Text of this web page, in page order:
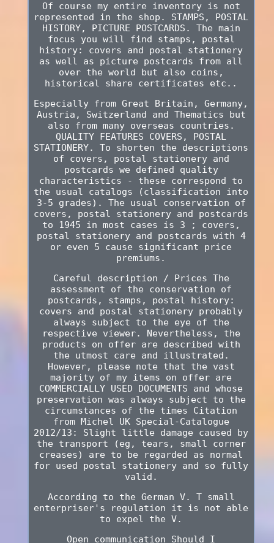
Of course my entire inventory is not
represented in the shop. STAMPS, POSTAL
HISTORY, PICTURE POSTCARDS. The main
focus you will find stamps, postal
history: covers and postal stationery
as well as picture postcards from all
over the world but also coins,
historical share certificates etc..
Especially from Great Britain, Germany,
Austria, Switzerland and Thematics but
also from many overseas countries.
QUALITY FEATURES COVERS, POSTAL
STATIONERY. To shorten the descriptions
of covers, postal stationery and
postcards we defined quality
characteristics - these correspond to
the usual catalogs (classification into
3-5 grades). The usual conservation of
covers, postal stationery and postcards
to 1945 in most cases is 3 ; covers,
postal stationery and postcards with 4
or even 5 cause significant price
premiums.
Careful description / Prices The
assessment of the conservation of
postcards, stamps, postal history:
covers and postal stationery probably
always subject to the eye of the
respective viewer. Nevertheless, the
products on offer are described with
the utmost care and illustrated.
However, please note that the vast
majority of my items on offer are
COMMERCIALLY USED DOCUMENTS and whose
preservation was always subject to the
circumstances of the times Citation
from Michel UK Special-Catalogue
2012/13: Slight little damage caused by
the transport (eg, tears, small corner
creases) are to be regarded as normal
for used postal stationery and so fully
valid.
According to the German V. T small
enterpriser's regulation it is not able
to expel the V.
Open communication Should I